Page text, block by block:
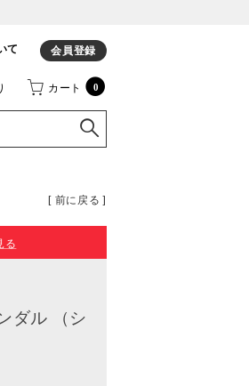
て 会員登録
カート 0
[ 前に戻る ]
る
ダル （シ